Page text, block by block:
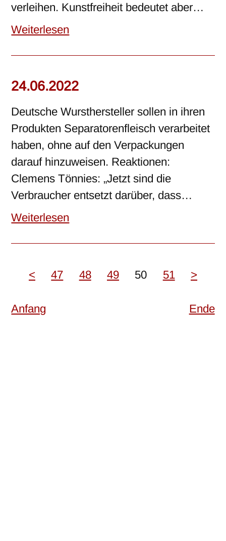
verleihen. Kunstfreiheit bedeutet aber…
Weiterlesen
24.06.2022
Deutsche Wursthersteller sollen in ihren
Produkten Separatorenfleisch verarbeitet
haben, ohne auf den Verpackungen
darauf hinzuweisen. Reaktionen:
Clemens Tönnies: „Jetzt sind die
Verbraucher entsetzt darüber, dass…
Weiterlesen
Anfang
< 47 48 49 50 51 >
Ende